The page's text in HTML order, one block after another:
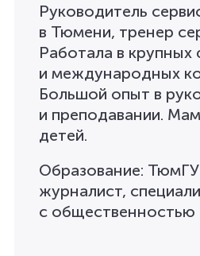
Руководитель
в Тюмени, тренер
Работала в крупных
и международных
Большой опыт в
и преподавании.
детей.
Образование:
журналист,
с общественностью